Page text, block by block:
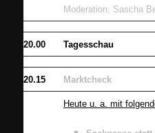
Moderation: Sascha
20.00 Tagesschau
20.15 Marktcheck
Heute u. a. mit